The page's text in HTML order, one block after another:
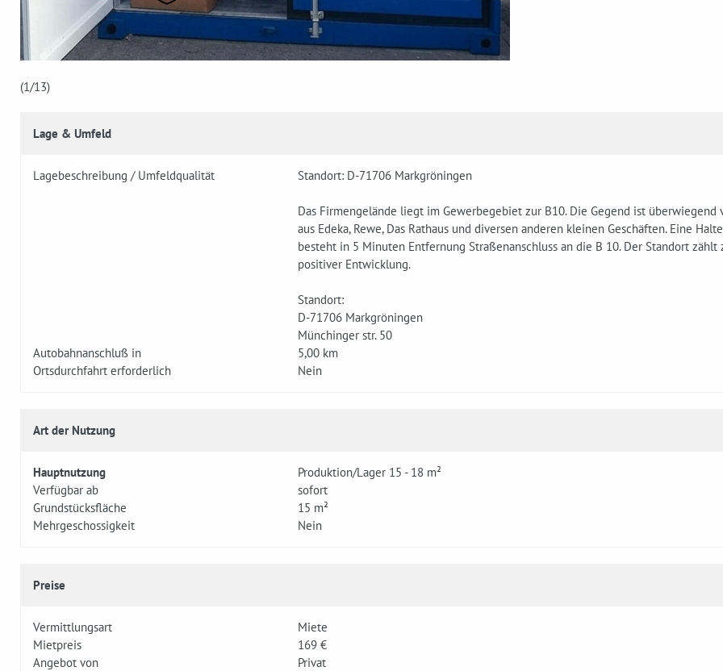
(1/13)
Lage & Umfeld
Lagebeschreibung / Umfeldqualität Standort: D-71706 Markgröningen
Das Firmengelände liegt im Gewerbegebiet zur B10. Die Gegend ist
aus Edeka, Rewe, Das Rathaus und diversen anderen kleinen Geschäften. Eine
besteht in 5 Minuten Entfernung Straßenanschluss an die B 10. Der Standort
positiver Entwicklung.
Standort:
D-71706 Markgröningen
Münchinger str. 50
Autobahnanschluß in
5,00 km
Ortsdurchfahrt erforderlich
Nein
Art der Nutzung
Hauptnutzung
Produktion/Lager 15 - 18 m²
Verfügbar ab
sofort
Grundstücksfläche
15 m²
Mehrgeschossigkeit
Nein
Preise
Vermittlungsart
Miete
Mietpreis
169 €
Angebot von
Privat